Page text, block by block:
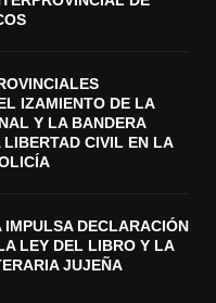
IZAMIENTO DE LA
Y LA BANDERA
CIVIL EN LA
DECLARACIÓN
LEY DEL LIBRO Y LA
JUJEÑA